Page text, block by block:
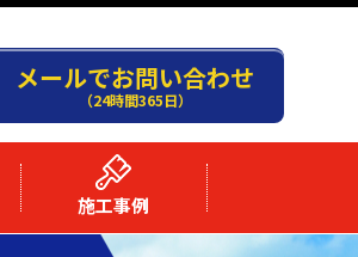
メールでお問い合わせ
（24時間365日）
施工事例